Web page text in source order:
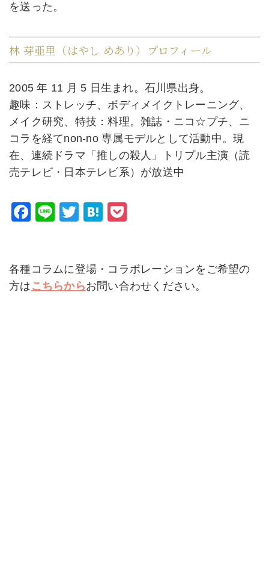
を送った。
林 芽亜里（はやし めあり）プロフィール
2005 年 11 月 5 日生まれ。石川県出身。
趣味：ストレッチ、ボディメイクトレーニング、
メイク研究、特技：料理。雑誌・ニコ☆プチ、ニ
コラを経てnon-no 専属モデルとして活動中。現
在、連続ドラマ「推しの殺人」トリプル主演（読
売テレビ・日本テレビ系）が放送中
F
e
b
Li
T
er
H
n
a
k
et
各種コラムに登場・コラボレーションをご希望の
方は こちらからお問い合わせください。